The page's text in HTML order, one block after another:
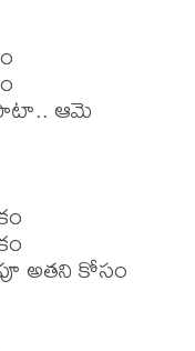
పాటా.. ఆమె
అతని కోసం